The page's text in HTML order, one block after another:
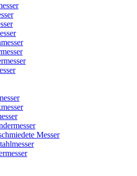
Messer